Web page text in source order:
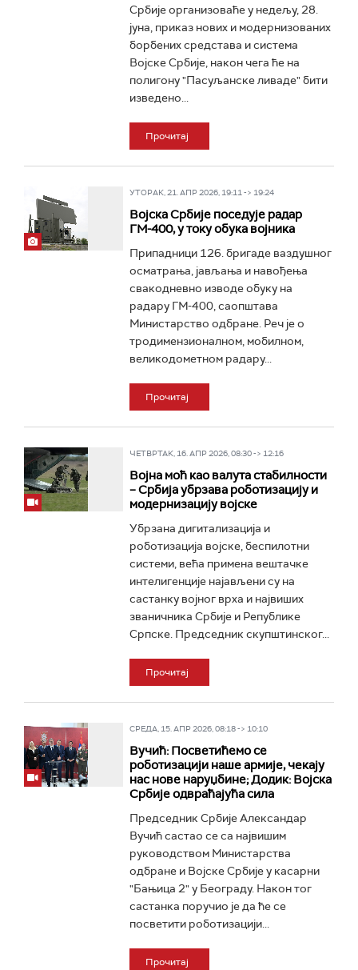
Србије организоваће у недељу, 28.
јуна, приказ нових и модернизованих
борбених средстава и система
Војске Србије, након чега ће на
полигону "Пасуљанске ливаде" бити
изведено...
Прочитај
УТОРАК, 21. АПР 2026, 19:11 -> 19:24
Војска Србије поседује радар
ГМ-400, у току обука војника
Припадници 126. бригаде ваздушног
осматрања, јављања и навођења
свакодневно изводе обуку на
радару ГМ-400, саопштава
Министарство одбране. Реч је о
тродимензионалном, мобилном,
великодометном радару...
Прочитај
ЧЕТВРТАК, 16. АПР 2026, 08:30 -> 12:16
Војна моћ као валута стабилности
– Србија убрзава роботизацију и
модернизацију војске
Убрзана дигитализација и
роботизација војске, беспилотни
системи, већа примена вештачке
интелигенције најављени су на
састанку војног врха и највиших
званичника Србије и Републике
Српске. Председник скупштинског...
Прочитај
СРЕДА, 15. АПР 2026, 08:18 -> 10:10
Вучић: Посветићемо се
роботизацији наше армије, чекају
нас нове наруџбине; Додик: Војска
Србије одвраћајућа сила
Председник Србије Александар
Вучић састао се са највишим
руководством Министарства
одбране и Војске Србије у касарни
"Бањица 2" у Београду. Након тог
састанка поручио је да ће се
посветити роботизацији...
Прочитај